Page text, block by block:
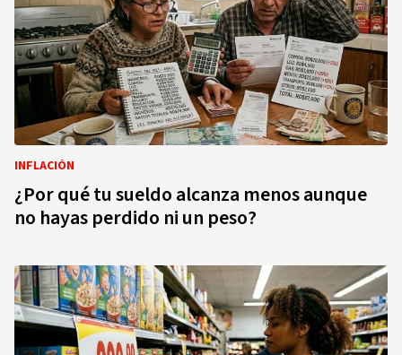
INFLACIÓN
¿Por qué tu sueldo alcanza menos aunque
no hayas perdido ni un peso?